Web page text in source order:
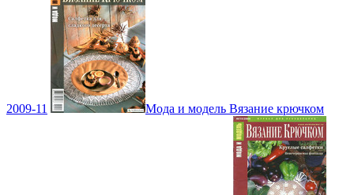
2009-11 Мода и модель Вязание крючком